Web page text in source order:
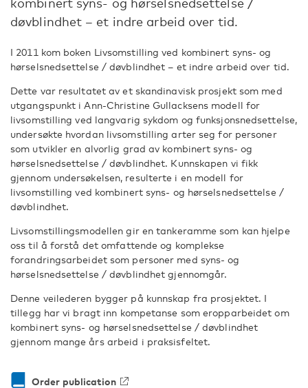
døvblindhet – et indre arbeid over tid.
I 2011 kom boken Livsomstilling ved kombinert syns- og
hørselsnedsettelse / døvblindhet – et indre arbeid over tid.
Dette var resultatet av et skandinavisk prosjekt som med
utgangspunkt i Ann-Christine Gullacksens modell for
livsomstilling ved langvarig sykdom og funksjonsnedsettelse,
undersøkte hvordan livsomstilling arter seg for personer
som utvikler en alvorlig grad av kombinert syns- og
hørselsnedsettelse / døvblindhet. Kunnskapen vi fikk
gjennom undersøkelsen, resulterte i en modell for
livsomstilling ved kombinert syns- og hørselsnedsettelse /
døvblindhet.
Livsomstillingsmodellen gir en tankeramme som kan hjelpe
oss til å forstå det omfattende og komplekse
forandringsarbeidet som personer med syns- og
hørselsnedsettelse / døvblindhet gjennomgår.
Denne veilederen bygger på kunnskap fra prosjektet. I
tillegg har vi bragt inn kompetanse som eropparbeidet om
kombinert syns- og hørselsnedsettelse / døvblindhet
gjennom mange års arbeid i praksisfeltet.
Order publication